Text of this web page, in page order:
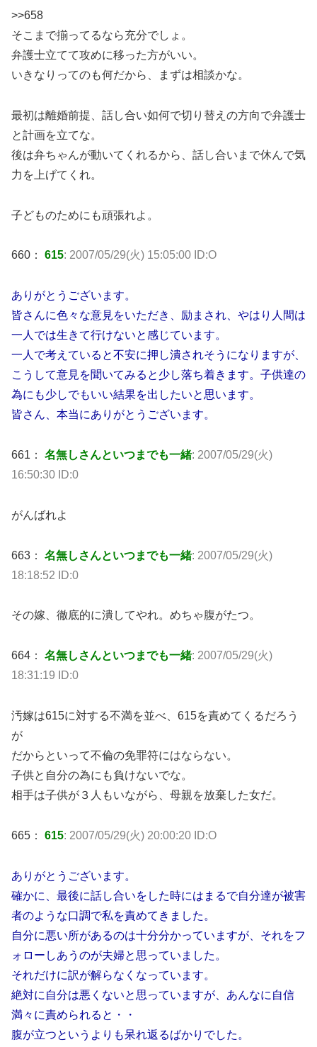
>>658
そこまで揃ってるなら充分でしょ。
弁護士立てて攻めに移った方がいい。
いきなりってのも何だから、まずは相談かな。
最初は離婚前提、話し合い如何で切り替えの方向で弁護士
と計画を立てな。
後は弁ちゃんが動いてくれるから、話し合いまで休んで気
力を上げてくれ。
子どものためにも頑張れよ。
660： 615: 2007/05/29(火) 15:05:00 ID:O
ありがとうございます。
皆さんに色々な意見をいただき、励まされ、やはり人間は
一人では生きて行けないと感じています。
一人で考えていると不安に押し潰されそうになりますが、
こうして意見を聞いてみると少し落ち着きます。子供達の
為にも少しでもいい結果を出したいと思います。
皆さん、本当にありがとうございます。
661： 名無しさんといつまでも一緒: 2007/05/29(火)
16:50:30 ID:0
がんばれよ
663： 名無しさんといつまでも一緒: 2007/05/29(火)
18:18:52 ID:0
その嫁、徹底的に潰してやれ。めちゃ腹がたつ。
664： 名無しさんといつまでも一緒: 2007/05/29(火)
18:31:19 ID:0
汚嫁は615に対する不満を並べ、615を責めてくるだろう
が
だからといって不倫の免罪符にはならない。
子供と自分の為にも負けないでな。
相手は子供が３人もいながら、母親を放棄した女だ。
665： 615: 2007/05/29(火) 20:00:20 ID:O
ありがとうございます。
確かに、最後に話し合いをした時にはまるで自分達が被害
者のような口調で私を責めてきました。
自分に悪い所があるのは十分分かっていますが、それをフ
ォローしあうのが夫婦と思っていました。
それだけに訳が解らなくなっています。
絶対に自分は悪くないと思っていますが、あんなに自信
満々に責められると・・
腹が立つというよりも呆れ返るばかりでした。